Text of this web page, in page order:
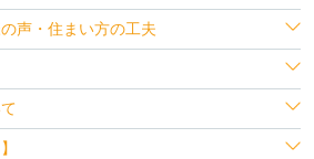
声・住まい方の工夫